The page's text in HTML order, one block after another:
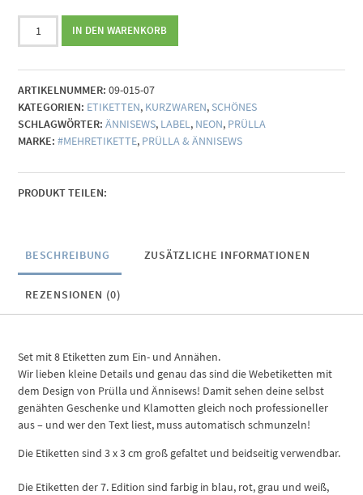
#mehretikette
von
Ännisews
&
Prülla
Menge
IN DEN WARENKORB
ARTIKELNUMMER: 09-015-07
KATEGORIEN: ETIKETTEN, KURZWAREN, SCHÖNES
SCHLAGWÖRTER: ÄNNISEWS, LABEL, NEON, PRÜLLA
MARKE:#MEHRETIKETTE, PRÜLLA & ÄNNISEWS
PRODUKT TEILEN:
BESCHREIBUNG ZUSÄTZLICHE INFORMATIONEN
REZENSIONEN (0)
Set mit 8 Etiketten zum Ein- und Annähen.
Wir lieben kleine Details und genau das sind die Webetiketten mit
dem Design von Prülla und Ännisews! Damit sehen deine selbst
genähten Geschenke und Klamotten gleich noch professioneller
aus – und wer den Text liest, muss automatisch schmunzeln!
Die Etiketten sind 3 x 3 cm groß gefaltet und beidseitig verwendbar.
Die Etiketten der 7. Edition sind farbig in blau, rot, grau und weiß,